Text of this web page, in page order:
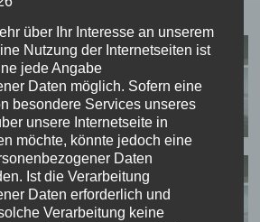
über Ihr Interesse an unserem
Nutzung der Internetseiten ist
jede Angabe
Daten möglich. Sofern eine
besondere Services unseres
unsere Internetseite in
möchte, könnte jedoch eine
Daten
Ist die Verarbeitung
Daten erforderlich und
Verarbeitung keine